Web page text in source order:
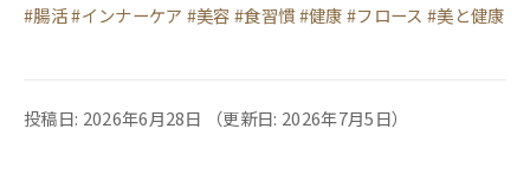
#腸活 #インナーケア #美容 #食習慣 #健康 #フロース #美と健康
投稿日: 2026年6月28日 （更新日: 2026年7月5日）